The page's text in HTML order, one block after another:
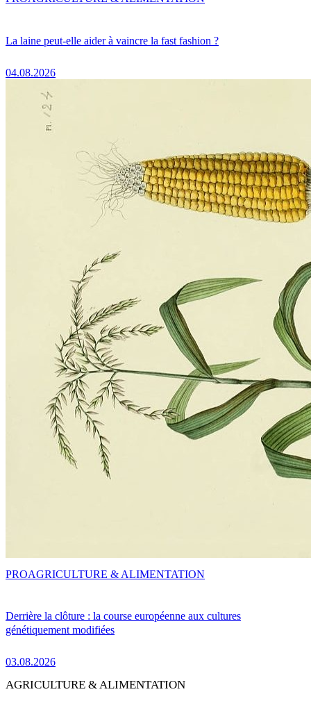
La laine peut-elle aider à vaincre la fast fashion ?
04.08.2026
Derrière la clôture : la course européenne aux cultures
génétiquement modifiées
03.08.2026
PROAGRICULTURE & ALIMENTATION
AGRICULTURE & ALIMENTATION